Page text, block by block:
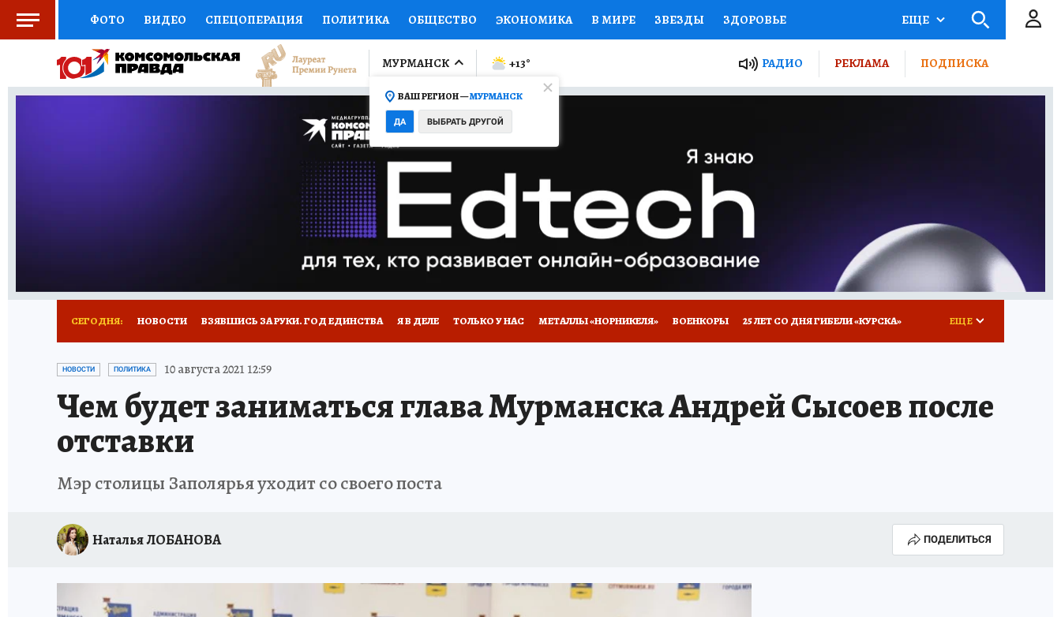
ФОТО ВИДЕО СПЕЦОПЕРАЦИЯ ПОЛИТИКА ОБЩЕСТВО ЭКОНОМИКА В МИРЕ ЗВЕЗДЫ ЗДОРОВЬЕ
СОЦПОДДЕРЖКА НАУКА СПОРТ КОЛУМНИСТЫ ПРОИСШЕСТВИЯ НАЦИОНАЛЬНЫЕ ПРОЕКТЫ РОССИИ
ВЫБОР ЭКСПЕРТОВ ДОКТОР ФИНАНСЫ ОТКРЫВАЕМ МИР Я ЗНАЮ СЕМЬЯ ЖЕНСКИЕ СЕКРЕТЫ ПУТЕВОДИТЕЛЬ
ПРОГНОЗЫ НА СПОРТ ПРОМОКОДЫ СЕРИАЛЫ
ТЕЛЕВИЗОР КОЛЛЕКЦИИ КОНКУРСЫ ГИД ПОТРЕБИТЕЛЯ
НОВОЕ НА САЙТЕ
ЕЩЕ
МУРМАНСК
ВАШ РЕГИОН —МУРМАНСК
ДА ВЫБРАТЬ ДРУГОЙ
+13° РАДИО РЕКЛАМА ПОДПИСКА
СЕГОДНЯ: НОВОСТИ ВЗЯВШИСЬ ЗА РУКИ. ГОД ЕДИНСТВА Я В ДЕЛЕ ТОЛЬКО У НАС МЕТАЛЛЫ «НОРНИКЕЛЯ» ВОЕНКОРЫ 25 ЛЕТ СО ДНЯ ГИБЕЛИ «КУРСКА»
УКРАИНА: СВОДКА КП В МАХ
ЗАПОВЕДНАЯ РОССИЯ ПРОИСШЕСТВИЯ АФИША ШКОЛА ЖУРНАЛИСТИКИ ИСПЫТАНО НА СЕБЕ
ЕЩЕ
НОВОСТИ ПОЛИТИКА 10 августа 2021 12:59
Чем будет заниматься глава Мурманска Андрей Сысоев после
отставки
Мэр столицы Заполярья уходит со своего поста
Наталья ЛОБАНОВА ПОДЕЛИТЬСЯ